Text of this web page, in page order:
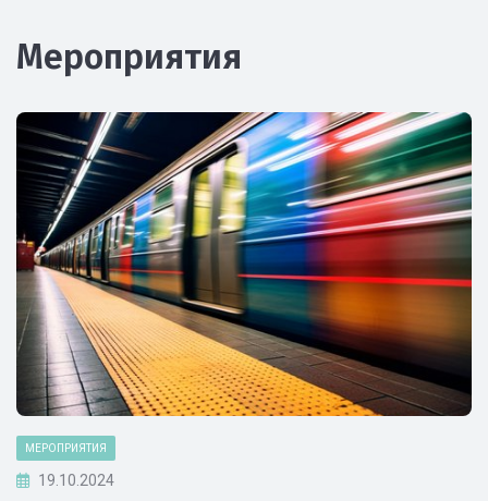
Мероприятия
МЕРОПРИЯТИЯ
19.10.2024